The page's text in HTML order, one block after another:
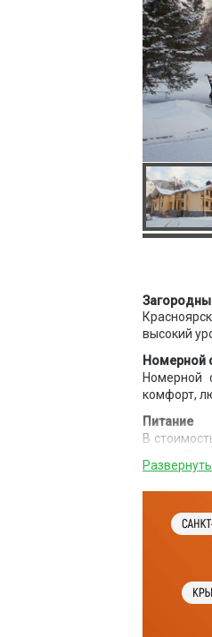
высокий
Номерной
Номерной
комфорт,
Питание
В
интерьер,
К услугам
площадка,